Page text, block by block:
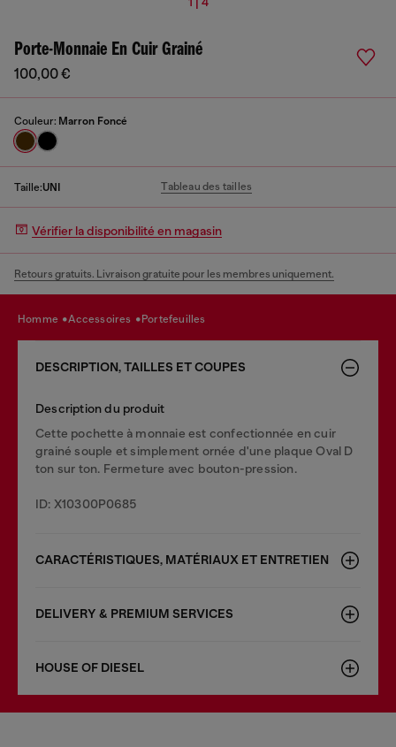
Porte-Monnaie En Cuir Grainé
100,00 €
Couleur: Marron Foncé
Taille:UNI Tableau des tailles
Vérifier la disponibilité en magasin
Retours gratuits. Livraison gratuite pour les membres uniquement.
homme accessoires portefeuilles
DESCRIPTION, TAILLES ET COUPES
Description du produit
Cette pochette à monnaie est confectionnée en cuir
grainé souple et simplement ornée d'une plaque Oval D
ton sur ton. Fermeture avec bouton-pression.
ID: X10300P0685
CARACTÉRISTIQUES, MATÉRIAUX ET ENTRETIEN
DELIVERY & PREMIUM SERVICES
HOUSE OF DIESEL